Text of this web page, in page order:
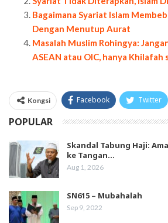
Bagaimana Syariat Islam
Dengan Menutup Aurat
Masalah Muslim Rohingya:
ASEAN atau OIC, hanya Khilafah
Kongsi Facebook Twitter
POPULAR
Skandal Tabung Haji:
ke Tangan…
Aug 1, 2026
SN615 – Mubahalah
Sep 9, 2022